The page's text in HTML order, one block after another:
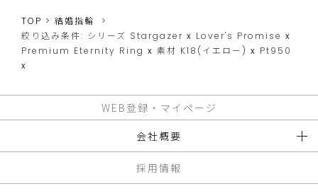
TOP
結婚指輪
絞り込み条件: シリーズ Stargazer x Lover's Promise x
Premium Eternity Ring x 素材 K18(イエロー) x Pt950
x
WEB登録・マイページ
会社概要
採用情報